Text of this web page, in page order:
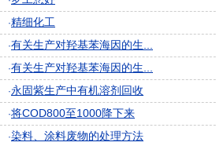
·精细化工
·有关生产对羟基苯海因的生...
·有关生产对羟基苯海因的生...
·永固紫生产中有机溶剂回收
·将COD800至1000降下来
·染料、涂料废物的处理方法